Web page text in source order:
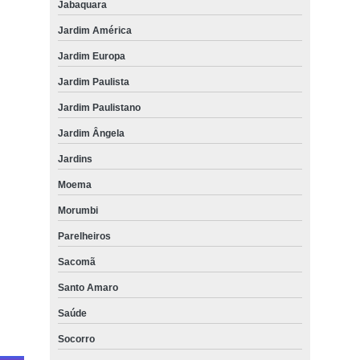
quanto custa peeling químico melasma ARUJÁ
peeling químico profundo Sumaré
peeling químico para rejuvenescimento Francisco Morato
quanto custa peeling químico para rejuvenescimento Freguesia do
Jabaquara
Jardim América
Jardim Europa
Jardim Paulista
Jardim Paulistano
Jardim Ângela
Jardins
Moema
Morumbi
Parelheiros
Sacomã
Santo Amaro
Saúde
Socorro